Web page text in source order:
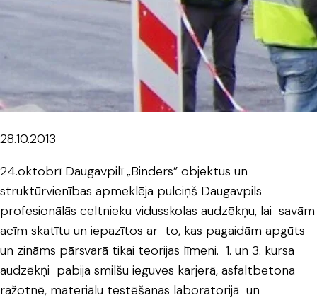
28.10.2013
24.oktobrī Daugavpilī „Binders” objektus un
struktūrvienības apmeklēja pulciņš Daugavpils
profesionālās celtnieku vidusskolas audzēkņu, lai savām
acīm skatītu un iepazītos ar to, kas pagaidām apgūts
un zināms pārsvarā tikai teorijas līmeni. 1. un 3. kursa
audzēkņi pabija smilšu ieguves karjerā, asfaltbetona
ražotnē, materiālu testēšanas laboratorijā un